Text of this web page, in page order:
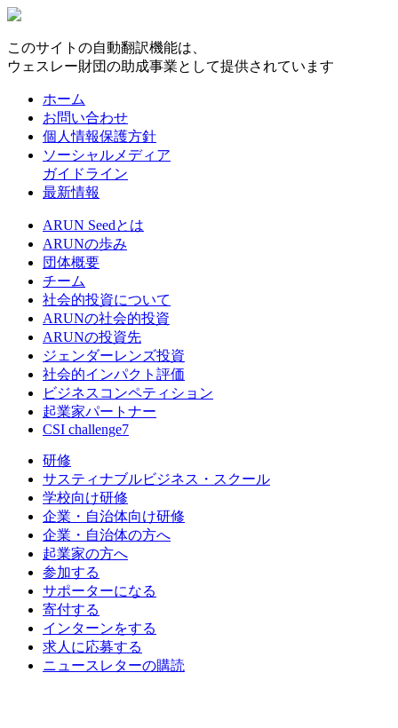
このサイトの自動翻訳機能は、
ウェスレー財団の助成事業として提供されています
ホーム
お問い合わせ
個人情報保護方針
ソーシャルメディア
ガイドライン
最新情報
ARUN Seedとは
ARUNの歩み
団体概要
チーム
社会的投資について
ARUNの社会的投資
ARUNの投資先
ジェンダーレンズ投資
社会的インパクト評価
ビジネスコンペティション
起業家パートナー
CSI challenge7
研修
サスティナブルビジネス・スクール
学校向け研修
企業・自治体向け研修
企業・自治体の方へ
起業家の方へ
参加する
サポーターになる
寄付する
インターンをする
求人に応募する
ニュースレターの購読